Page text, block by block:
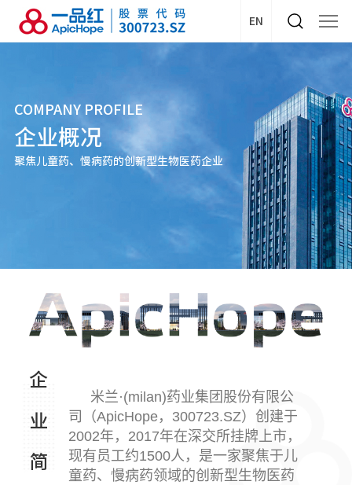
EN
COMPANY PROFILE
企业概况
聚焦儿童药、慢病药的创新型生物医药企业
企
业
简
米兰·(milan)药业集团股份有限公
司（ApicHope，300723.SZ）创建于
2002年，2017年在深交所挂牌上市，
现有员工约1500人，是一家聚焦于儿
童药、慢病药领域的创新型生物医药